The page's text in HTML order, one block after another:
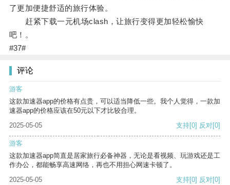
了更加便捷舒适的旅行体验。
赶紧下载一元机场clash，让旅行变得更加轻松愉快
吧！。
#37#
评论
游客
这款加速器app的价格有点贵，可以适当降低一些。我个人觉得，一款加
速器app的价格应该在50元以下才比较合理。
2025-05-05
支持[0] 反对[0]
游客
这款加速器app简直是居家旅行必备神器，无论是看视频、玩游戏还是工
作办公，都能畅享高速网络，再也不用担心网速卡顿了。
2025-05-05
支持[0] 反对[0]